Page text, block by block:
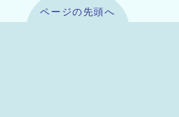
ページの先頭へ